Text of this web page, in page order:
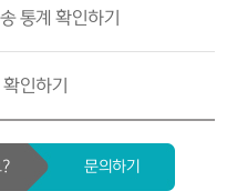
통계 확인하기
인하기
문의하기